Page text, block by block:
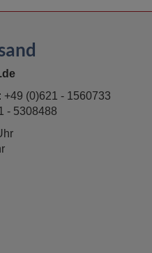
+49 (0)621 - 1560733
- 5308488